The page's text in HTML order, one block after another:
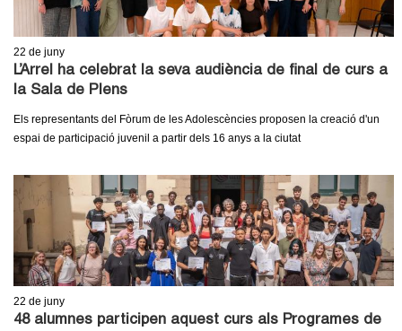
22 de juny
L’Arrel ha celebrat la seva audiència de final de curs a
la Sala de Plens
Els representants del Fòrum de les Adolescències proposen la creació d'un
espai de participació juvenil a partir dels 16 anys a la ciutat
22 de juny
48 alumnes participen aquest curs als Programes de